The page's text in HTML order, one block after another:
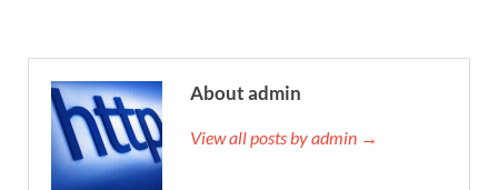
About admin
View all posts by admin →